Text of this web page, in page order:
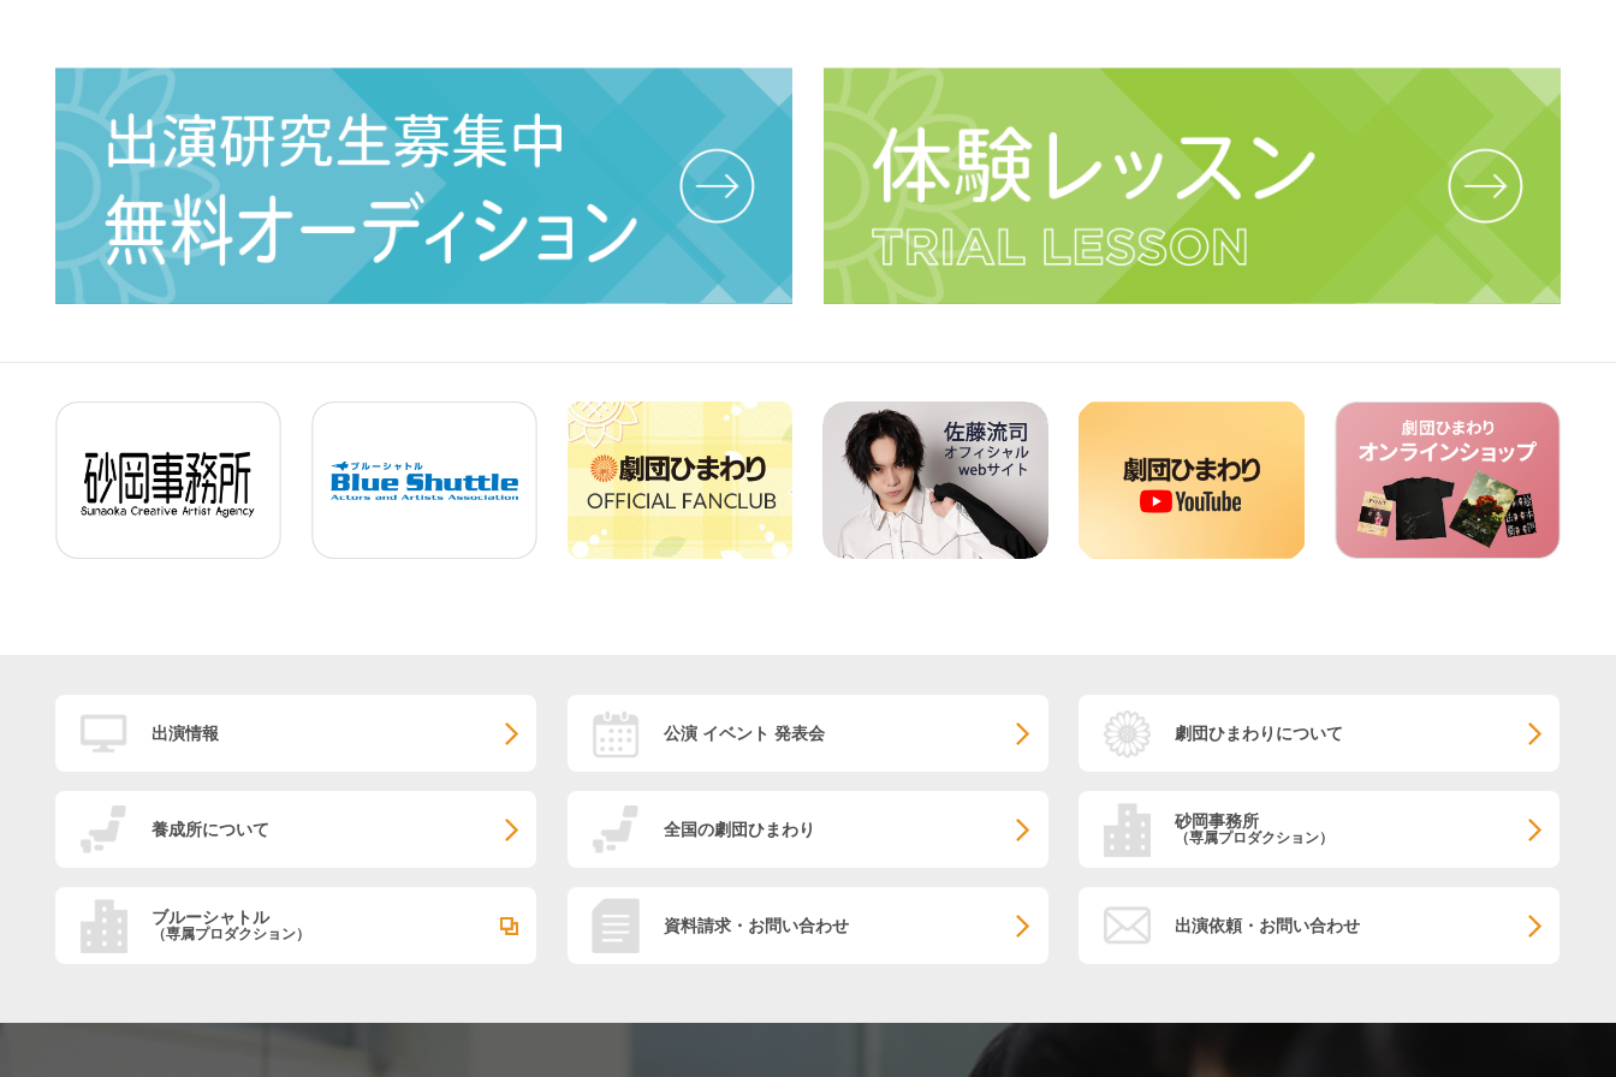
出演情報 公演 イベント 発表会 劇団ひまわりについて
養成所について 全国の劇団ひまわり 砂岡事務所
（専属プロダクション）
ブルーシャトル
（専属プロダクション） 資料請求・お問い合わせ 出演依頼・お問い合わせ